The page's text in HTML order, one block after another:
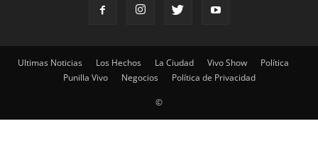
Ultimas Noticias Los Hechos La Ciudad Vivo Show
Política
Punilla Vivo
Negocios Política de Privacidad
©